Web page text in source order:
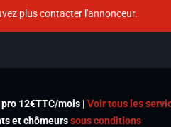
plus contacter l'annonceur.
12€TTC/mois | Voir tous les
et chômeurssous conditions